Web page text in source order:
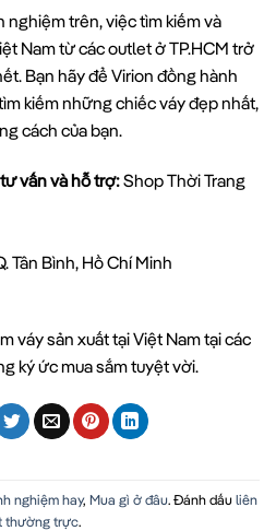
trên, việc tìm kiếm và
Nam từ các outlet ở TP.HCM trở
Bạn hãy để Virion đồng hành
kiếm những chiếc váy đẹp nhất,
cách của bạn.
vấn và hỗ trợ:Shop Thời Trang
Tân Bình, Hồ Chí Minh
váy sản xuất tại Việt Nam tại các
ký ức mua sắm tuyệt vời.
nghiệm hay, Mua gì ở đâu. Đánh dấuliên
thường trực.